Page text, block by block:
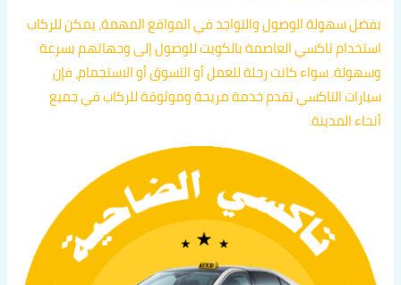
بفضل سهولة الوصول والتواجد في المواقع المهمة، يمكن للركاب
استخدام تاكسي العاصمة بالكويت للوصول إلى وجهاتهم بسرعة
وسهولة. سواء كانت رحلة للعمل أو التسوق أو الاستجمام، فإن
سيارات التاكسي تقدم خدمة مريحة وموثوقة للركاب في جميع
أنحاء المدينة.